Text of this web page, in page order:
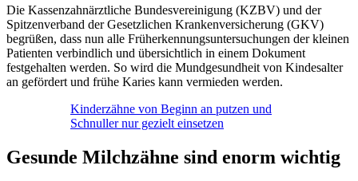
Die Kassenzahnärztliche Bundesvereinigung (KZBV) und der
Spitzenverband der Gesetzlichen Krankenversicherung (GKV)
begrüßen, dass nun alle Früherkennungsuntersuchungen der kleinen
Patienten verbindlich und übersichtlich in einem Dokument
festgehalten werden. So wird die Mundgesundheit von Kindesalter
an gefördert und frühe Karies kann vermieden werden.
Kinderzähne von Beginn an putzen und
Schnuller nur gezielt einsetzen
Gesunde Milchzähne sind enorm wichtig